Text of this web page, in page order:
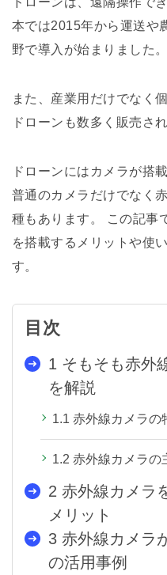
本では2015年から運送や
野で導入が始まりました。
また、産業用だけでなく
ドローンも数多く販売さ
ドローンにはカメラが搭
普通のカメラだけでなく
種もあります。 この記事
を搭載するメリットや使
す。
目次
1 そもそも赤外
を解説
1.1 赤外線カメラの
1.2 赤外線カメラの
2 赤外線カメラ
メリット
3 赤外線カメラ
の活用事例